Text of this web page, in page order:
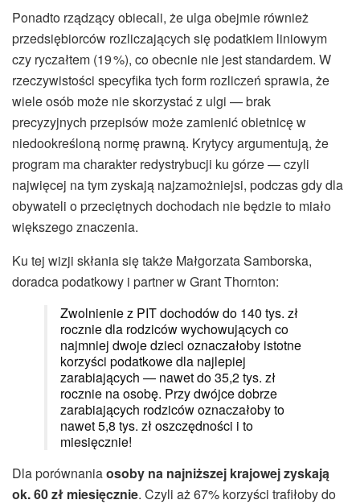
Ponadto rządzący obiecali, że ulga obejmie również
przedsiębiorców rozliczających się podatkiem liniowym
czy ryczałtem (19 %), co obecnie nie jest standardem. W
rzeczywistości specyfika tych form rozliczeń sprawia, że
wiele osób może nie skorzystać z ulgi — brak
precyzyjnych przepisów może zamienić obietnicę w
niedookreśloną normę prawną. Krytycy argumentują, że
program ma charakter redystrybucji ku górze — czyli
najwięcej na tym zyskają najzamożniejsi, podczas gdy dla
obywateli o przeciętnych dochodach nie będzie to miało
większego znaczenia.
Ku tej wizji skłania się także Małgorzata Samborska,
doradca podatkowy i partner w Grant Thornton:
Zwolnienie z PIT dochodów do 140 tys. zł
rocznie dla rodziców wychowujących co
najmniej dwoje dzieci oznaczałoby istotne
korzyści podatkowe dla najlepiej
zarabiających — nawet do 35,2 tys. zł
rocznie na osobę. Przy dwójce dobrze
zarabiających rodziców oznaczałoby to
nawet 5,8 tys. zł oszczędności i to
miesięcznie!
Dla porównaniaosoby na najniższej krajowej zyskają
ok. 60 zł miesięcznie. Czyli aż 67% korzyści trafiłoby do